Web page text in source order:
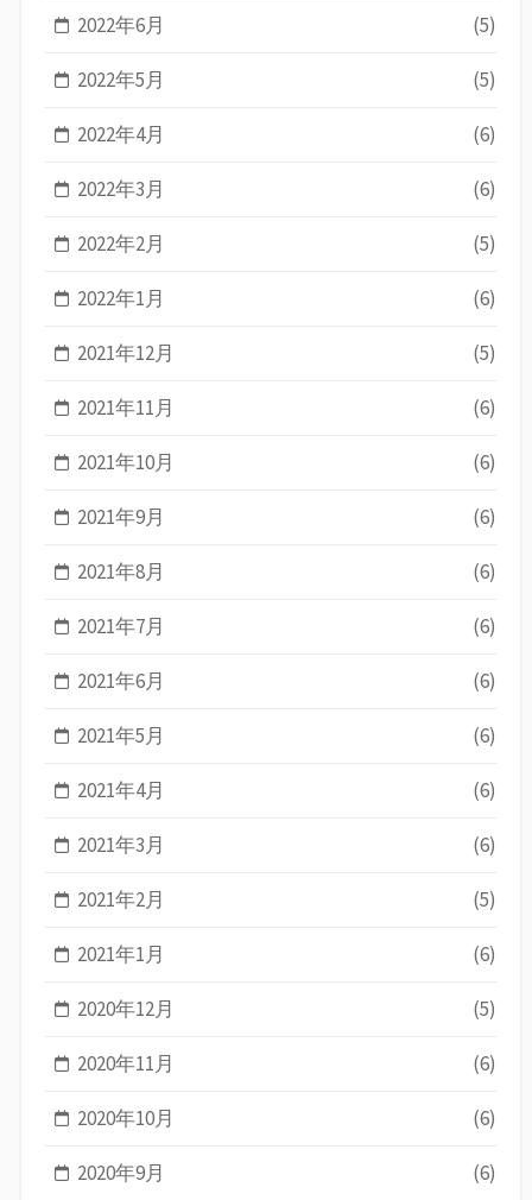
2022年6月 (5)
2022年5月 (5)
2022年4月 (6)
2022年3月 (6)
2022年2月 (5)
2022年1月 (6)
2021年12月 (5)
2021年11月 (6)
2021年10月 (6)
2021年9月 (6)
2021年8月 (6)
2021年7月 (6)
2021年6月 (6)
2021年5月 (6)
2021年4月 (6)
2021年3月 (6)
2021年2月 (5)
2021年1月 (6)
2020年12月 (5)
2020年11月 (6)
2020年10月 (6)
2020年9月 (6)